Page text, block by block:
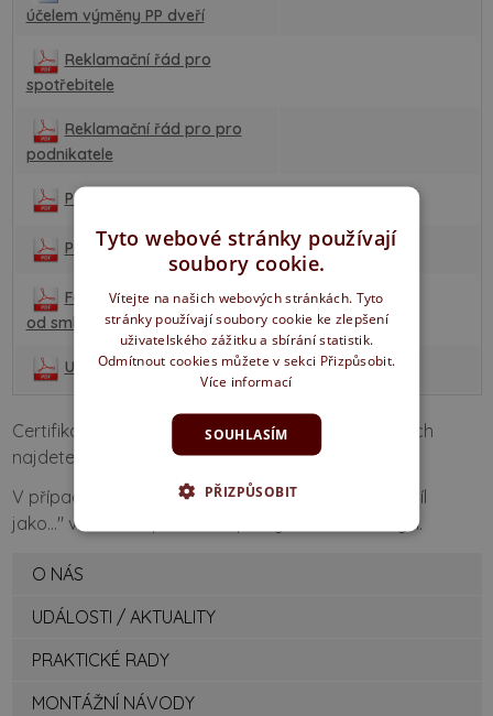
účelem výměny PP dveří
Reklamační řád pro
spotřebitele
Reklamační řád pro pro
podnikatele
Podmínky zajištění jakosti
Prohlášení odběratele
Formulář pro odstoupení
od smlouvy spotřebitele
Užívání a údržba EBC dveří
Certifikáty k produktům a prohlášení o vlastnostech
najdete v sekci:
CERTIFIKÁTY / PROHLÁŠENÍ
V případě problémů se zobrazením zvolte "Uložit cíl
jako..." v nabídce po kliknutí pravým tlačítkem myši.
O NÁS
UDÁLOSTI / AKTUALITY
PRAKTICKÉ RADY
MONTÁŽNÍ NÁVODY
Tyto webové stránky používají
soubory cookie.
Vítejte na našich webových stránkách. Tyto
stránky používají soubory cookie ke zlepšení
uživatelského zážitku a sbírání statistik.
Odmítnout cookies můžete v sekci Přizpůsobit.
Více informací
SOUHLASÍM
PŘIZPŮSOBIT